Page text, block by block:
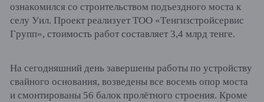
ознакомился со строительством подъездного моста к
селу Уил. Проект реализует ТОО «Тенгизстройсервис
Групп», стоимость работ составляет 3,4 млрд тенге.
На сегодняшний день завершены работы по устройству
свайного основания, возведены все восемь опор моста
и смонтированы 56 балок пролётного строения. Кроме